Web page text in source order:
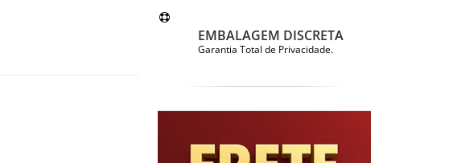
EMBALAGEM DISCRETA
Garantia Total de Privacidade.